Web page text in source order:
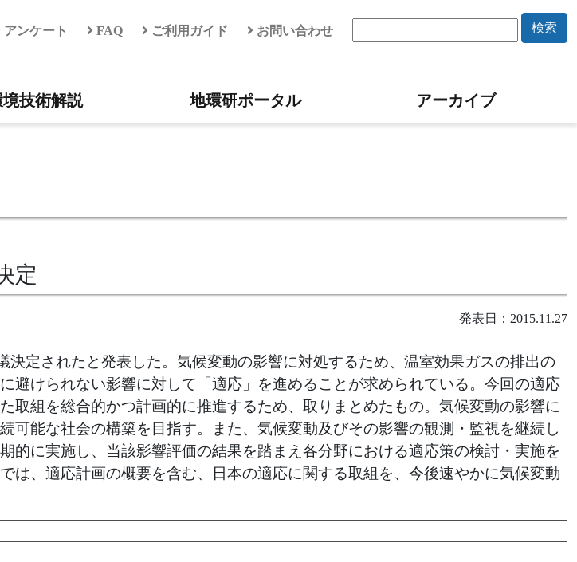
アンケート FAQ ご利用ガイド お問い合わせ 検索
境技術解説 地環研ポータル アーカイブ
定
発表日：2015.11.27
定されたと発表した。気候変動の影響に対処するため、温室効果ガスの排出の
避けられない影響に対して「適応」を進めることが求められている。今回の適応
組を総合的かつ計画的に推進するため、取りまとめたもの。気候変動の影響に
能な社会の構築を目指す。また、気候変動及びその影響の観測・監視を継続し
に実施し、当該影響評価の結果を踏まえ各分野における適応策の検討・実施を
、適応計画の概要を含む、日本の適応に関する取組を、今後速やかに気候変動